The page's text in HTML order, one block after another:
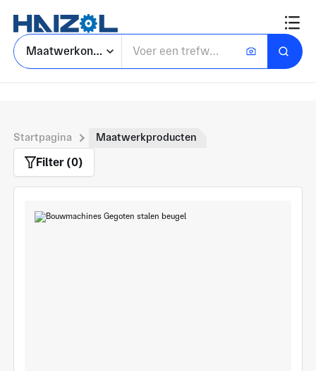
Maatwerkonderdelen zoeken
Startpagina Maatwerkproducten
Filter (0)